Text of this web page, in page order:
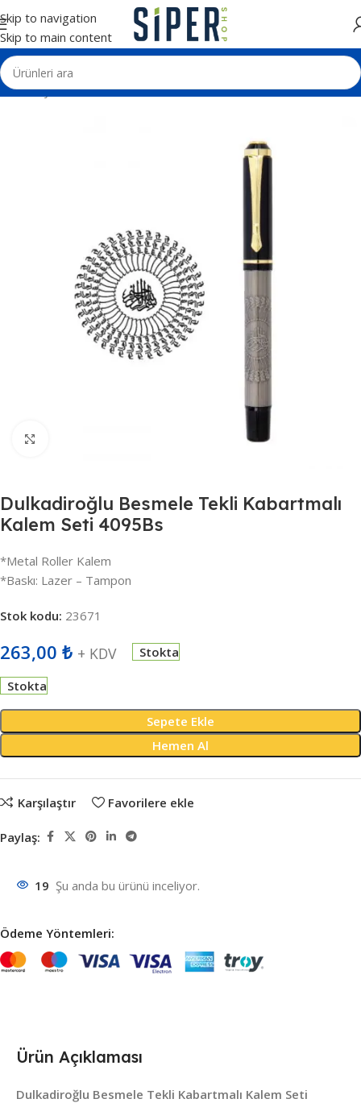
Skip to navigation
Skip to main content
Ana Sayfa Kalemler Tekli Kalem Setleri
Dulkadiroğlu Besmele Tekli Kabartmalı
Kalem Seti 4095Bs
*Metal Roller Kalem
*Baskı: Lazer – Tampon
Stok kodu: 23671
263,00 ₺ + KDV Stokta
Stokta
Sepete Ekle
Hemen Al
Karşılaştır Favorilere ekle
Paylaş:
19 Şu anda bu ürünü inceliyor.
Ödeme Yöntemleri:
Ürün Açıklaması
Dulkadiroğlu Besmele Tekli Kabartmalı Kalem Seti